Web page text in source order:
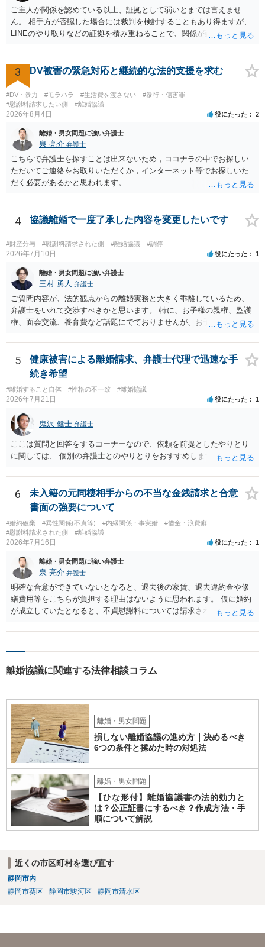
ご主人が関係を認めている以上、証拠として弱いとまでは言えませ
ん。 相手方が否認した場合には裁判を検討することもあり得ますが、
LINEのやり取りなどの証拠を積み重ねることで、関係が認定される余
個別の事情によりますので、お早めに弁護士に相談されることをおす
すめします。
3 DV被害の緊急対応と継続的な法的支援を求む
#DV・暴力 #モラハラ #生活費を渡さない
#暴行・傷害罪
#慰謝料請求したい側
#離婚協議
2026年8月4日 役にたった 2
離婚・男女問題に強い弁護士
泉 亮介 弁護士
こちらで弁護士を探すことは出来ないため，ココナラの中でお探しい
ただいてご連絡をお取りいただくか，インターネット等でお探しいた
だく必要があるかと思われます。
4 協議離婚で一度了承した内容を変更したいです
#財産分与 #慰謝料請求された側 #離婚協議 #調停
2026年7月10日 役にたった 1
離婚・男女問題に強い弁護士
三村 勇人 弁護士
ご質問内容が、法的観点からの離婚実務と大きく乖離しているため、
弁護士をいれて交渉すべきかと思います。 特に、お子様の親権、監護
権、面会交流、養育費など話題にでておりませんが、お子様の権利を
れを決めなかったために生じる質問がこの法律相談でも多くあげられ
ます。 一生に一度あるかないかの離婚という法律問題ですので、お近
くの弁護士事務所にご相談されることをお勧めします。
5
健康被害による離婚請求、弁護士代理で迅速な手
続き希望
#離婚すること自体 #性格の不一致 #離婚協議
2026年7月21日 役にたった 1
鬼沢 健士 弁護士
ここは質問と回答をするコーナーなので、依頼を前提としたやりとり
に関しては、 個別の弁護士とのやりとりをおすすめします。
6
未入籍の元同棲相手からの不当な金銭請求と合意
書面の強要について
#婚約破棄 #異性関係(不貞等) #内縁関係・事実婚
#借金・浪費癖
#慰謝料請求された側
#離婚協議
2026年7月16日 役にたった 1
離婚・男女問題に強い弁護士
泉 亮介 弁護士
明確な合意ができていないとなると、退去後の家賃、退去違約金や修
繕費用等をこちらが負担する理由はないように思われます。 仮に婚約
が成立していたとなると、不貞慰謝料については請求される可能性が
れば早めに弁護士に相談し、弁護士から回答をさせると良いでしょ
離婚協議に関連する法律相談コラム
離婚・男女問題
損しない離婚協議の進め方｜決めるべき
6つの条件と揉めた時の対処法
離婚・男女問題
【ひな形付】離婚協議書の法的効力と
は？公正証書にするべき？作成方法・手
順について解説
近くの市区町村を選び直す
静岡市内
静岡市葵区
静岡市駿河区 静岡市清水区